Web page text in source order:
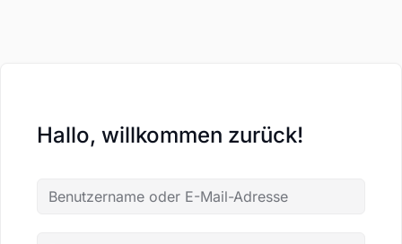
Hallo, willkommen zurück!